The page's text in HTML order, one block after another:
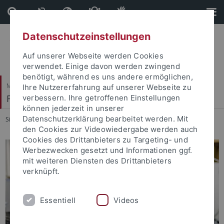
Direkt
zum
Inhalt
Direkt
zur
Fußleiste
Mathematisch-Naturwissenschaftliche Fakultät
Fachbereich Informatik
Sie sind hier: Startseite ... Fachbereich
Datenschutzeinstellungen
Auf unserer Webseite werden Cookies
verwendet. Einige davon werden zwingend
benötigt, während es uns andere ermöglichen,
Ihre Nutzererfahrung auf unserer Webseite zu
verbessern. Ihre getroffenen Einstellungen
können jederzeit in unserer
Datenschutzerklärung bearbeitet werden. Mit
den Cookies zur Videowiedergabe werden auch
Cookies des Drittanbieters zu Targeting- und
Werbezwecken gesetzt und Informationen ggf.
mit weiteren Diensten des Drittanbieters
verknüpft.
Essentiell Videos